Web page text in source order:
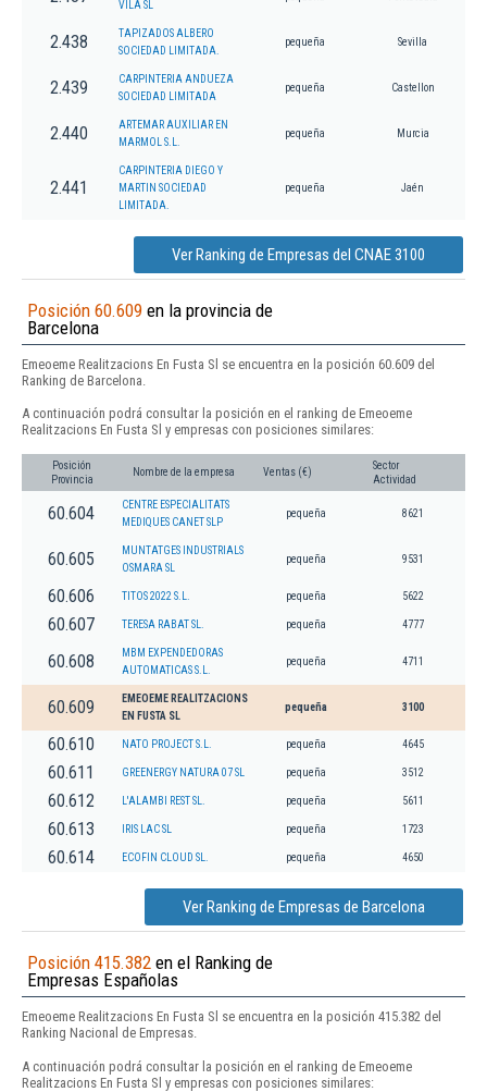
VILA SL
2.438
TAPIZADOS ALBERO
SOCIEDAD LIMITADA.
pequeña Sevilla
2.439
CARPINTERIA ANDUEZA
SOCIEDAD LIMITADA
pequeña Castellon
2.440
ARTEMAR AUXILIAR EN
MARMOL S.L.
pequeña Murcia
2.441
CARPINTERIA DIEGO Y
MARTIN SOCIEDAD
LIMITADA.
pequeña Jaén
Ver Ranking de Empresas del CNAE 3100
Posición 60.609 en la provincia de
Barcelona
Emeoeme Realitzacions En Fusta Sl se encuentra en la posición 60.609 del
Ranking de Barcelona.
A continuación podrá consultar la posición en el ranking de Emeoeme
Realitzacions En Fusta Sl y empresas con posiciones similares:
Posición
Provincia
Nombre de la empresa Ventas (€)
Sector
Actividad
60.604
CENTRE ESPECIALITATS
MEDIQUES CANET SLP
pequeña 8621
60.605
MUNTATGES INDUSTRIALS
OSMARA SL
pequeña 9531
60.606 TITOS 2022 S.L. pequeña 5622
60.607 TERESA RABAT SL. pequeña 4777
60.608
MBM EXPENDEDORAS
AUTOMATICAS S.L.
pequeña 4711
60.609
EMEOEME REALITZACIONS
EN FUSTA SL
pequeña 3100
60.610 NATO PROJECT S.L. pequeña 4645
60.611 GREENERGY NATURA 07 SL pequeña 3512
60.612 L'ALAMBI REST SL. pequeña 5611
60.613 IRIS LAC SL pequeña 1723
60.614 ECOFIN CLOUD SL. pequeña 4650
Ver Ranking de Empresas de Barcelona
Posición 415.382 en el Ranking de
Empresas Españolas
Emeoeme Realitzacions En Fusta Sl se encuentra en la posición 415.382 del
Ranking Nacional de Empresas.
A continuación podrá consultar la posición en el ranking de Emeoeme
Realitzacions En Fusta Sl y empresas con posiciones similares: